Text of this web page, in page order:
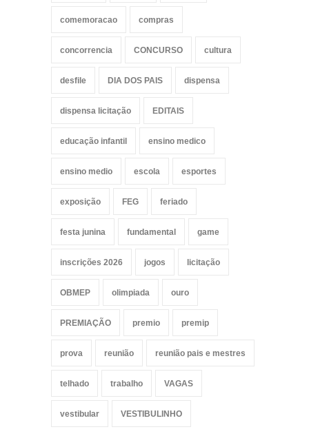
comemoracao compras
concorrencia CONCURSO cultura
desfile DIA DOS PAIS dispensa
dispensa licitação EDITAIS
educação infantil ensino medico
ensino medio escola esportes
exposição FEG feriado
festa junina fundamental game
inscrições 2026 jogos licitação
OBMEP olimpiada ouro
PREMIAÇÃO premio premip
prova reunião reunião pais e mestres
telhado trabalho VAGAS
vestibular VESTIBULINHO